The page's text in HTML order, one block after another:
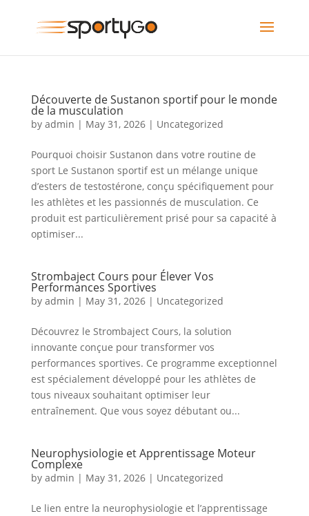
Découverte de Sustanon sportif pour le monde
de la musculation
by admin | May 31, 2026| Uncategorized
Pourquoi choisir Sustanon dans votre routine de
sport Le Sustanon sportif est un mélange unique
d’esters de testostérone, conçu spécifiquement pour
les athlètes et les passionnés de musculation. Ce
produit est particulièrement prisé pour sa capacité à
optimiser...
Strombaject Cours pour Élever Vos
Performances Sportives
by admin | May 31, 2026| Uncategorized
Découvrez le Strombaject Cours, la solution
innovante conçue pour transformer vos
performances sportives. Ce programme exceptionnel
est spécialement développé pour les athlètes de
tous niveaux souhaitant optimiser leur
entraînement. Que vous soyez débutant ou...
Neurophysiologie et Apprentissage Moteur
Complexe
by admin | May 31, 2026| Uncategorized
Le lien entre la neurophysiologie et l’apprentissage